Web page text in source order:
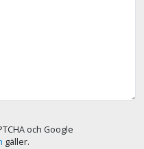
och Google
gäller.